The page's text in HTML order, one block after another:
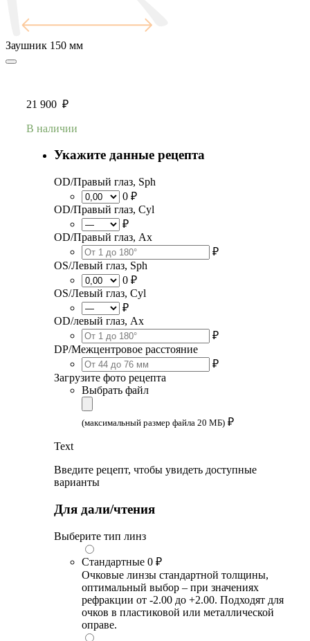
Заушник 150 мм
21 900 ₽
В наличии
Укажите данные рецепта
OD/Правый глаз, Sph
0 ₽
OD/Правый глаз, Cyl
₽
OD/Правый глаз, Ax
₽
OS/Левый глаз, Sph
0 ₽
OS/Левый глаз, Cyl
₽
OD/левый глаз, Ax
₽
DP/Межцентровое расстояние
₽
Загрузите фото рецепта
Выбрать файл
(максимальный размер файла 20 МБ) ₽
Text
Введите рецепт, чтобы увидеть доступные
варианты
Для дали/чтения
Выберите тип линз
Стандартные 0 ₽
Очковые линзы стандартной толщины,
оптимальный выбор – при значениях
рефракции от -2.00 до +2.00. Подходят для
очков в пластиковой или металлической
оправе.